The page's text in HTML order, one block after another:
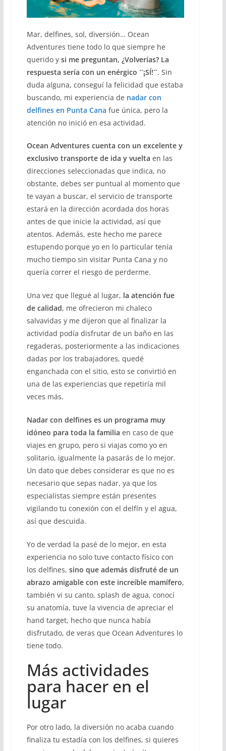
Mar, delfines, sol, diversión… Ocean
Adventures tiene todo lo que siempre he
querido ysi me preguntan, ¿Volverías? La
respuesta sería con un enérgico ´´¡SÍ!´´. Sin
duda alguna, conseguí la felicidad que estaba
buscando, mi experiencia de nadar con
delfines en Punta Cana fue única, pero la
atención no inició en esa actividad.
Ocean Adventures cuenta con un excelente y
exclusivo transporte de ida y vuelta en las
direcciones seleccionadas que indica, no
obstante, debes ser puntual al momento que
te vayan a buscar, el servicio de transporte
estará en la dirección acordada dos horas
antes de que inicie la actividad, así que
atentos. Además, este hecho me parece
estupendo porque yo en lo particular tenía
mucho tiempo sin visitar Punta Cana y no
quería correr el riesgo de perderme.
Una vez que llegué al lugar, la atención fue
de calidad, me ofrecieron mi chaleco
salvavidas y me dijeron que al finalizar la
actividad podía disfrutar de un baño en las
regaderas, posteriormente a las indicaciones
dadas por los trabajadores, quedé
enganchada con el sitio, esto se convirtió en
una de las experiencias que repetiría mil
veces más.
Nadar con delfines es un programa muy
idóneo para toda la familia en caso de que
viajes en grupo, pero si viajas como yo en
solitario, igualmente la pasarás de lo mejor.
Un dato que debes considerar es que no es
necesario que sepas nadar, ya que los
especialistas siempre están presentes
vigilando tu conexión con el delfín y el agua,
así que descuida.
Yo de verdad la pasé de lo mejor, en esta
experiencia no solo tuve contacto físico con
los delfines, sino que además disfruté de un
abrazo amigable con este increíble mamífero,
también vi su canto, splash de agua, conocí
su anatomía, tuve la vivencia de apreciar el
hand target, hecho que nunca había
disfrutado, de veras que Ocean Adventures lo
tiene todo.
Más actividades
para hacer en el
lugar
Por otro lado, la diversión no acaba cuando
finaliza tu estadía con los delfines, si quieres